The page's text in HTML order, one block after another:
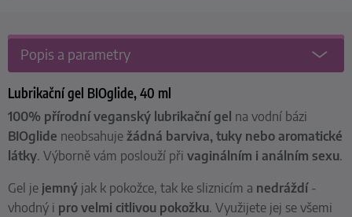
Popis a parametry
Lubrikační gel BIOglide, 40 ml
100% přírodní veganský lubrikační gel na vodní bázi
BIOglide neobsahuje žádná barviva, tuky nebo aromatické
látky. Výborně vám poslouží při vaginálním i análním sexu.
Gel je jemný jak k pokožce, tak ke sliznicím a nedráždí -
vhodný i pro velmi citlivou pokožku. Využijete jej se všemi